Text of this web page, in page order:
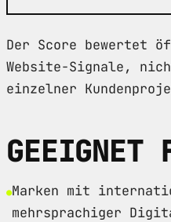
Der Score bewertet
Website-Signale,
einzelner
GEEIGNET
Marken mit
mehrsprachiger